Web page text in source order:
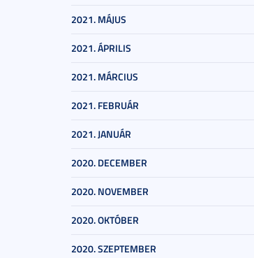
2021. MÁJUS
2021. ÁPRILIS
2021. MÁRCIUS
2021. FEBRUÁR
2021. JANUÁR
2020. DECEMBER
2020. NOVEMBER
2020. OKTÓBER
2020. SZEPTEMBER